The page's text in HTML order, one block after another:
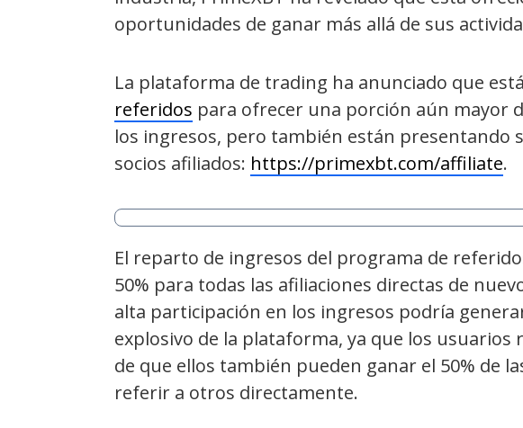
oportunidades de ganar más allá de sus
La plataforma de trading ha anunciado que
referidos para ofrecer una porción aún mayor
los ingresos, pero también están presentando
socios afiliados: https://primexbt.com/affiliate.
El reparto de ingresos del programa de
50% para todas las afiliaciones directas de
alta participación en los ingresos podría
explosivo de la plataforma, ya que los usuarios
de que ellos también pueden ganar el 50% de
referir a otros directamente.